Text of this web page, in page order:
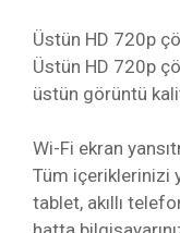
Üstün HD 720p
Üstün HD 720p
üstün görüntü
Wi-Fi ekran
Tüm içeriklerinizi
tablet, akıllı